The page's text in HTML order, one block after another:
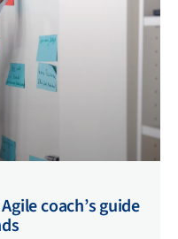
auf unseren realen
coach’s guide